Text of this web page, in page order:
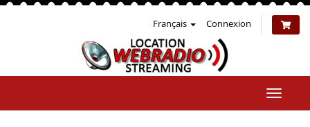
Français Connexion
la